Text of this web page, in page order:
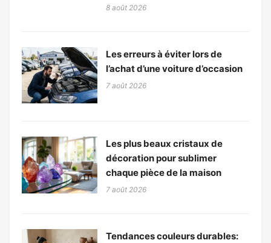
8 août 2026
Les erreurs à éviter lors de
l’achat d’une voiture d’occasion
7 août 2026
Les plus beaux cristaux de
décoration pour sublimer
chaque pièce de la maison
7 août 2026
Tendances couleurs durables: